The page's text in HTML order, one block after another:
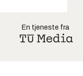
En tjeneste fra